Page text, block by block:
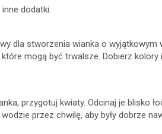
dodatki.
dla stworzenia wianka o wyjątkowym
mogą być trwalsze. Dobierz kolory
przygotuj kwiaty. Odcinaj je blisko
przez chwilę, aby były dobrze